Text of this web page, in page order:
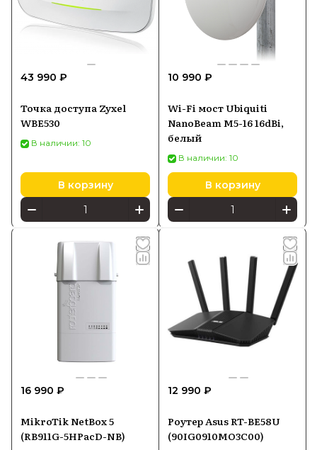
43 990 ₽
Точка доступа Zyxel
WBE530
В наличии: 10
В корзину
10 990 ₽
Wi-Fi мост Ubiquiti
NanoBeam M5-16 16dBi,
белый
В наличии: 10
В корзину
16 990 ₽
MikroTik NetBox 5
(RB911G-5HPacD-NB)
12 990 ₽
Роутер Asus RT-BE58U
(90IG0910MO3C00)